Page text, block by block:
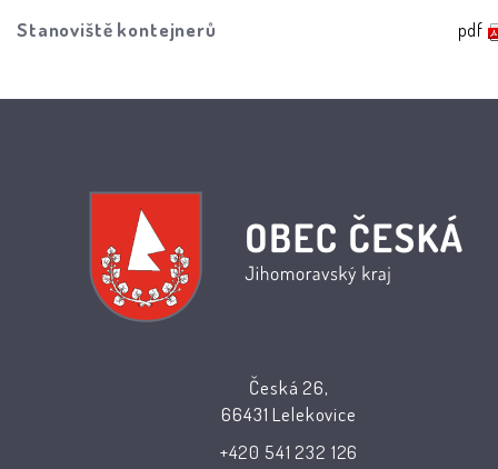
Stanoviště kontejnerů
pdf
Česká 26,
66431 Lelekovice
+420 541 232 126